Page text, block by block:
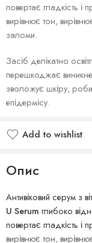
повертає гладкість і
вирівнює тон,
заломи.
Засіб делікатно
перешкоджає
зволожує шкіру,
епідермісу.
Add to wishlist
Опис
Антивіковий серум з
U Serum глибоко
повертає гладкість і
вирівнює тон,